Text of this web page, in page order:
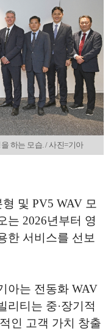
하는 모습. / 사진=기아
및 PV5 WAV 모
는 2026년부터 영
한 서비스를 선보
아는 전동화 WAV
리티는 중·장기적
인 고객 가치 창출